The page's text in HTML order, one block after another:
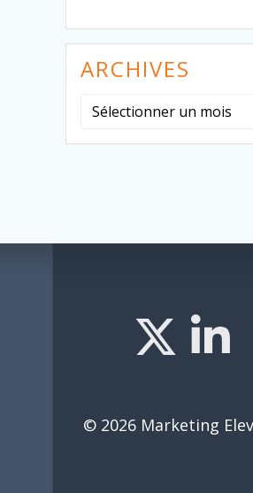
ARCHIVES
Archives
© 2026 Marketing